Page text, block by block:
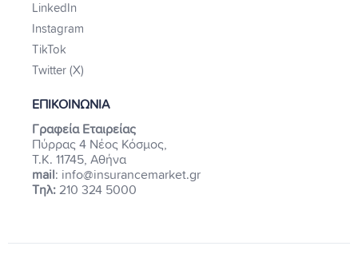
LinkedIn
Instagram
TikTok
Twitter (X)
ΕΠΙΚΟΙΝΩΝΙΑ
Γραφεία Εταιρείας
Πύρρας 4 Νέος Κόσμος,
Τ.Κ. 11745, Αθήνα
mail: info@insurancemarket.gr
Τηλ: 210 324 5000